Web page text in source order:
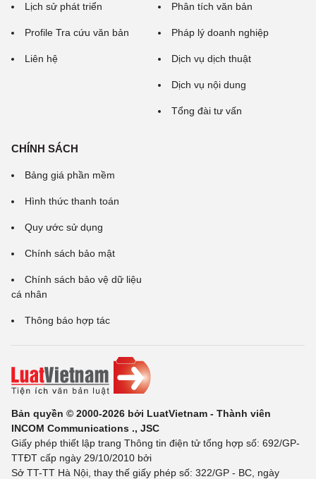
Lịch sử phát triển
Profile Tra cứu văn bản
Liên hệ
Phân tích văn bản
Pháp lý doanh nghiệp
Dịch vụ dịch thuật
Dịch vụ nội dung
Tổng đài tư vấn
CHÍNH SÁCH
Bảng giá phần mềm
Hình thức thanh toán
Quy ước sử dụng
Chính sách bảo mật
Chính sách bảo vệ dữ liệu
cá nhân
Thông báo hợp tác
Bản quyền © 2000-2026 bởi LuatVietnam - Thành viên
INCOM Communications ., JSC
Giấy phép thiết lập trang Thông tin điện tử tổng hợp số: 692/GP-
TTĐT cấp ngày 29/10/2010 bởi
Sở TT-TT Hà Nội, thay thế giấy phép số: 322/GP - BC, ngày